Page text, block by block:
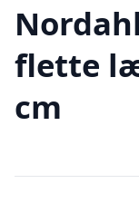
flette
cm